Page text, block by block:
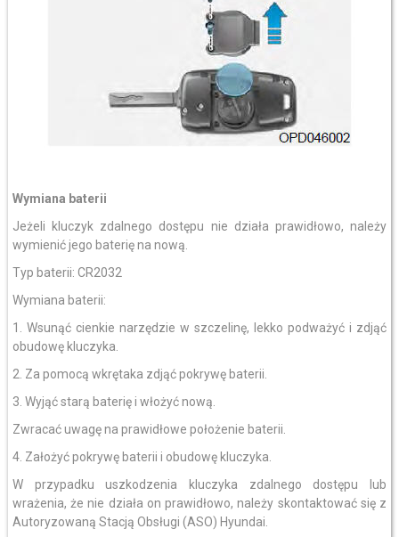
Wymiana baterii
Jeżeli kluczyk zdalnego dostępu nie działa prawidłowo, należy
wymienić jego baterię na nową.
Typ baterii: CR2032
Wymiana baterii:
1. Wsunąć cienkie narzędzie w szczelinę, lekko podważyć i zdjąć
obudowę kluczyka.
2. Za pomocą wkrętaka zdjąć pokrywę baterii.
3. Wyjąć starą baterię i włożyć nową.
Zwracać uwagę na prawidłowe położenie baterii.
4. Założyć pokrywę baterii i obudowę kluczyka.
W przypadku uszkodzenia kluczyka zdalnego dostępu lub
wrażenia, że nie działa on prawidłowo, należy skontaktować się z
Autoryzowaną Stacją Obsługi (ASO) Hyundai.